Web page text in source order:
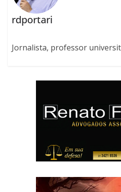
rdportari
Jornalista, professor